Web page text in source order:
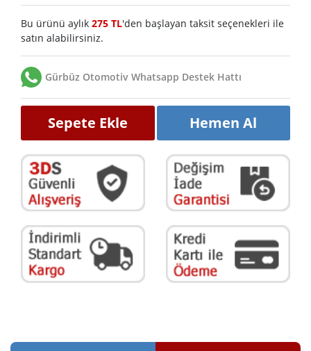
Bu ürünü aylık 275 TL'den başlayan taksit seçenekleri ile
satın alabilirsiniz.
Gürbüz Otomotiv Whatsapp Destek Hattı
Sepete Ekle Hemen Al